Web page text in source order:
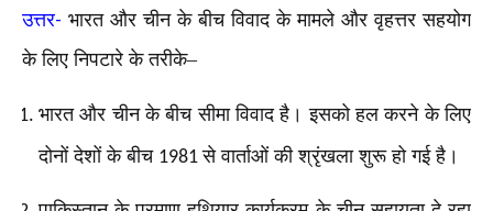
उत्तर- भारत और चीन के बीच विवाद के मामले और वृहत्तर सहयोग
के लिए निपटारे के तरीके–
भारत और चीन के बीच सीमा विवाद है। इसको हल करने के लिए
दोनों देशों के बीच 1981से वार्ताओं की श्रृंखला शुरू हो गई है।